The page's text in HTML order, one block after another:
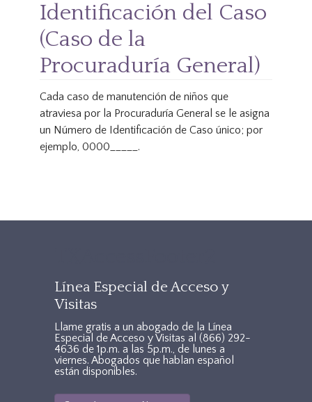
Identificación del Caso
(Caso de la
Procuraduría General)
Cada caso de manutención de niños que
atraviesa por la Procuraduría General se le asigna
un Número de Identificación de Caso único; por
ejemplo, 0000_____.
Línea Especial de Acceso y
Visitas
Llame gratis a un abogado de la Línea
Especial de Acceso y Visitas al (866) 292-
4636 de 1p.m. a las 5p.m., de lunes a
viernes. Abogados que hablan español
están disponibles.